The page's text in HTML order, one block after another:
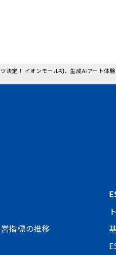
決定！ イオンモール初、生成AIアート体
指標の推移